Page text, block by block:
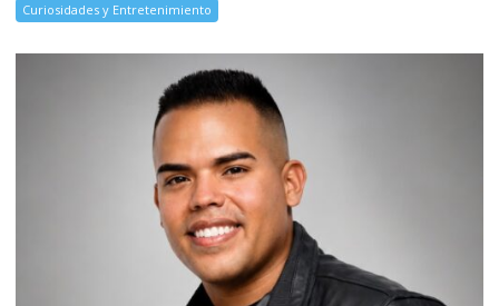
Curiosidades y Entretenimiento